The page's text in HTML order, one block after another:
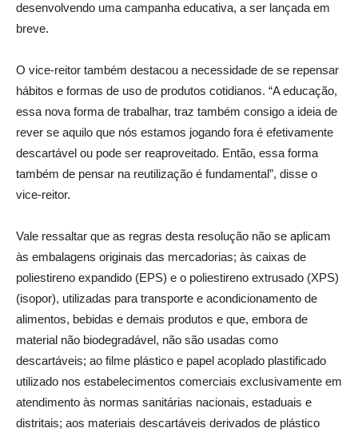
desenvolvendo uma campanha educativa, a ser lançada em
breve.
O vice-reitor também destacou a necessidade de se repensar
hábitos e formas de uso de produtos cotidianos. “A educação,
essa nova forma de trabalhar, traz também consigo a ideia de
rever se aquilo que nós estamos jogando fora é efetivamente
descartável ou pode ser reaproveitado. Então, essa forma
também de pensar na reutilização é fundamental”, disse o
vice-reitor.
Vale ressaltar que as regras desta resolução não se aplicam
às embalagens originais das mercadorias; às caixas de
poliestireno expandido (EPS) e o poliestireno extrusado (XPS)
(isopor), utilizadas para transporte e acondicionamento de
alimentos, bebidas e demais produtos e que, embora de
material não biodegradável, não são usadas como
descartáveis; ao filme plástico e papel acoplado plastificado
utilizado nos estabelecimentos comerciais exclusivamente em
atendimento às normas sanitárias nacionais, estaduais e
distritais; aos materiais descartáveis derivados de plástico